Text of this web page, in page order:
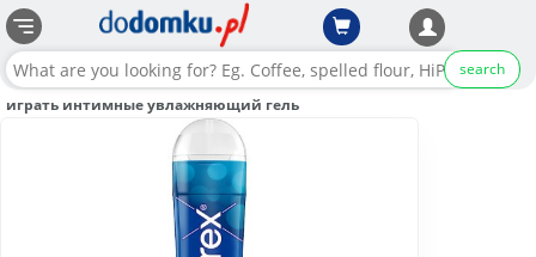
search
играть интимные увлажняющий гель